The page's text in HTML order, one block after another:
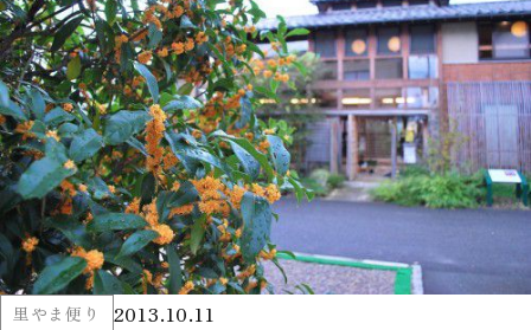
里やま便り 2013.10.11